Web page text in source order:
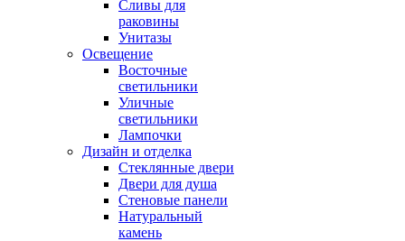
Сливы для
раковины
Унитазы
Освещение
Восточные
светильники
Уличные
светильники
Лампочки
Дизайн и отделка
Стеклянные двери
Двери для душа
Стеновые панели
Натуральный
камень